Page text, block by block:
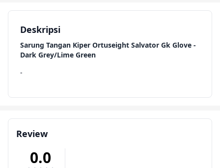
Deskripsi
Sarung Tangan Kiper Ortuseight Salvator Gk Glove -
Dark Grey/Lime Green
-
Review
0.0